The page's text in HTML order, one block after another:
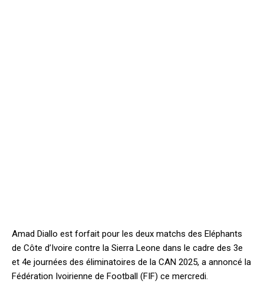
Amad Diallo est forfait pour les deux matchs des Eléphants
de Côte d’Ivoire contre la Sierra Leone dans le cadre des 3e
et 4e journées des éliminatoires de la CAN 2025, a annoncé la
Fédération Ivoirienne de Football (FIF) ce mercredi.